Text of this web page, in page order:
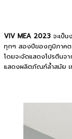
VIV MEA 2023 จะเป็
ทุกๆ สองปีของภูมิภาคต
โดยจะจัดแสดงโปรตีนจ
แสดงผลิตภัณฑ์ล้ำสมัย เ